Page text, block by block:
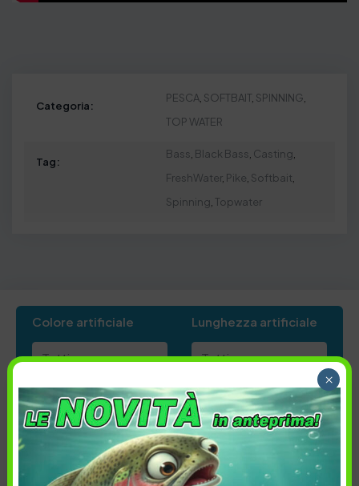
Categoria:
PESCA, SOFTBAIT, SPINNING
TOP WATER
Tag:
Bass Black Bass Casting
FreshWater, Pike Softbait
Spinning Topwater
Colore artificiale Lunghezza artificiale
Ordina per: Più recenti Colore artificiale
Lunghezza artificiale Prezzo Disponibilità
×